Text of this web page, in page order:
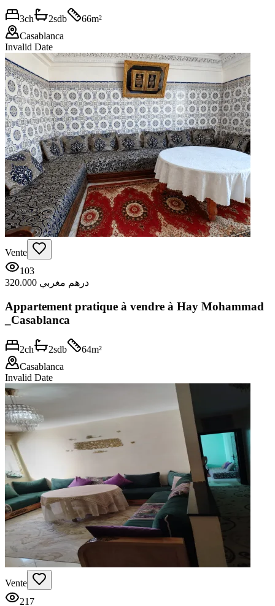
3ch 2sdb 66m²
Casablanca
Invalid Date
Vente
103
320.000 درهم مغربي
Appartement pratique à vendre à Hay Mohammad
_Casablanca
2ch 2sdb 64m²
Casablanca
Invalid Date
Vente
217